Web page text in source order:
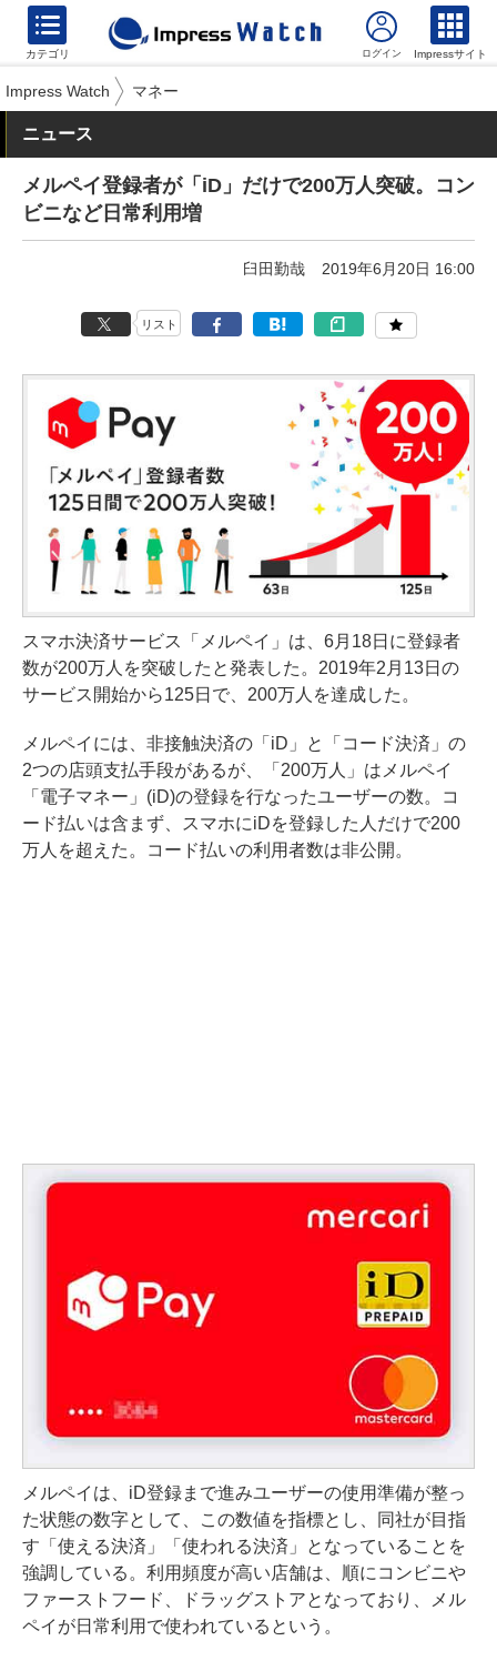
カテゴリ Impressサイト
Impress Watch マネー
ニュース
メルペイ登録者が「iD」だけで200万人突破。コン
ビニなど日常利用増
臼田勤哉 2019年6月20日 16:00
リスト
スマホ決済サービス「メルペイ」は、6月18日に登録者
数が200万人を突破したと発表した。2019年2月13日の
サービス開始から125日で、200万人を達成した。
メルペイには、非接触決済の「iD」と「コード決済」の
2つの店頭支払手段があるが、「200万人」はメルペイ
「電子マネー」(iD)の登録を行なったユーザーの数。コ
ード払いは含まず、スマホにiDを登録した人だけで200
万人を超えた。コード払いの利用者数は非公開。
メルペイは、iD登録まで進みユーザーの使用準備が整っ
た状態の数字として、この数値を指標とし、同社が目指
す「使える決済」「使われる決済」となっていることを
強調している。利用頻度が高い店舗は、順にコンビニや
ファーストフード、ドラッグストアとなっており、メル
ペイが日常利用で使われているという。